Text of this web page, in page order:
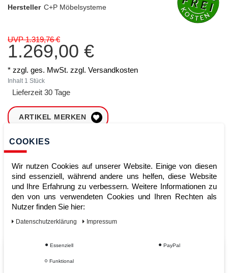
Hersteller C+P Möbelsysteme
UVP 1.319,76 €
1.269,00 €
* zzgl. ges. MwSt. zzgl. Versandkosten
Inhalt 1 Stück
Lieferzeit 30 Tage
ARTIKEL MERKEN
ZUM WARENKORB
Sofort lieferbar
Kauf auf Rechnung
COOKIES
Wir nutzen Cookies auf unserer Website. Einige von diesen
sind essenziell, während andere uns helfen, diese Website
und Ihre Erfahrung zu verbessern. Weitere Informationen zu
den von uns verwendeten Cookies und Ihren Rechten als
Nutzer finden Sie hier:
Daten­schutz­erklärung Impressum
Essenziell PayPal
Funktional